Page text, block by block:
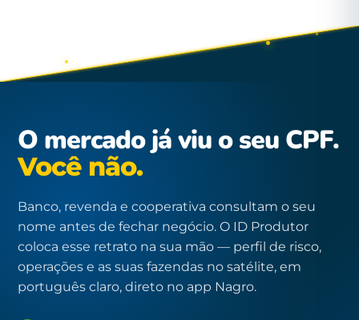
O mercado já viu o seu CPF.
Você não.
Banco, revenda e cooperativa consultam o seu
nome antes de fechar negócio. O ID Produtor
coloca esse retrato na sua mão — perfil de risco,
operações e as suas fazendas no satélite, em
português claro, direto no app Nagro.